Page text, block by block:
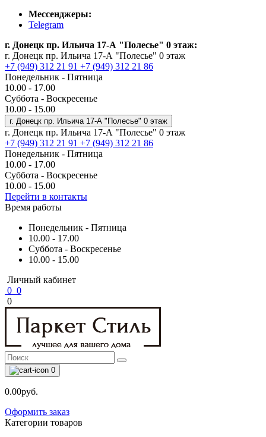
Мессенджеры:
Telegram
г. Донецк пр. Ильича 17-А "Полесье" 0 этаж:
г. Донецк пр. Ильича 17-А "Полесье" 0 этаж
+7 (949) 312 21 91 +7 (949) 312 21 86
Понедельник - Пятница
10.00 - 17.00
Суббота - Воскресенье
10.00 - 15.00
г. Донецк пр. Ильича 17-А "Полесье" 0 этаж
г. Донецк пр. Ильича 17-А "Полесье" 0 этаж
+7 (949) 312 21 91 +7 (949) 312 21 86
Понедельник - Пятница
10.00 - 17.00
Суббота - Воскресенье
10.00 - 15.00
Перейти в контакты
Время работы
Понедельник - Пятница
10.00 - 17.00
Суббота - Воскресенье
10.00 - 15.00
Личный кабинет
0 0
0
0
0.00руб.
Оформить заказ
Категории товаров